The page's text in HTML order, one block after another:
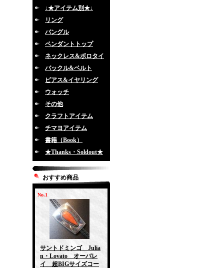
↓★アイテム別★↓
リング
バングル
ペンダントトップ
ネックレス&ボロタイ
バックル&ベルト
ピアス&イヤリング
ウォッチ
その他
クラフトアイテム
チマヨアイテム
書籍（Book）
★Thanks・Soldout★
おすすめ商品
No.1
サントドミンゴ Julia
n・Lovato オーバレ
イ 超BIGサイズコー